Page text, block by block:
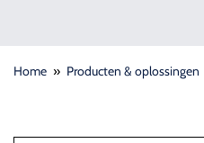
Home » Producten & oplossingen